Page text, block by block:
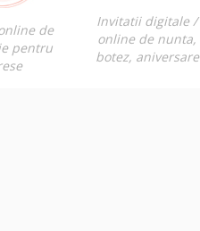
de
pentru
Invitatii digitale /
online de nunta,
botez, aniversare